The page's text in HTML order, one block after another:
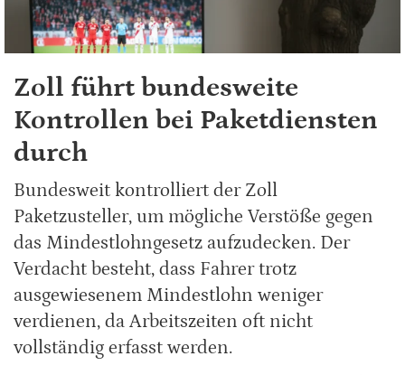
Zoll führt bundesweite
Kontrollen bei Paketdiensten
durch
Bundesweit kontrolliert der Zoll
Paketzusteller, um mögliche Verstöße gegen
das Mindestlohngesetz aufzudecken. Der
Verdacht besteht, dass Fahrer trotz
ausgewiesenem Mindestlohn weniger
verdienen, da Arbeitszeiten oft nicht
vollständig erfasst werden.